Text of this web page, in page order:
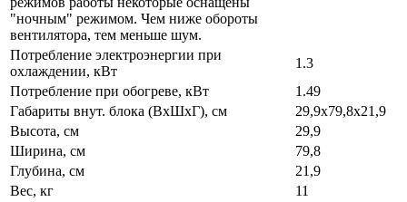
"ночным" режимом. Чем ниже обороты
вентилятора, тем меньше шум.
Потребление электроэнергии при
охлаждении, кВт
1.3
Потребление при обогреве, кВт
1.49
Габариты внут. блока (ВхШхГ), см
29,9х79,8х21,9
Высота, см
29,9
Ширина, см
79,8
Глубина, см
21,9
Вес, кг
11